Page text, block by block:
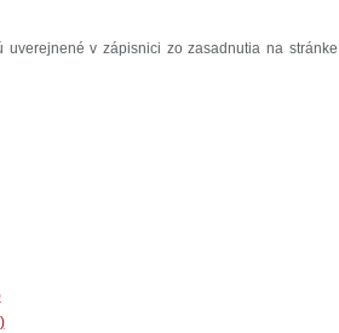
v zápisnici zo zasadnutia na stránke